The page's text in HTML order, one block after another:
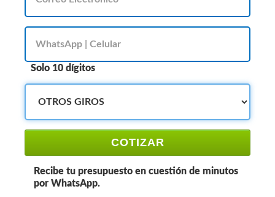
Solo 10 dígitos
COTIZAR
Recibe tu presupuesto en cuestión de minutos
por WhatsApp.